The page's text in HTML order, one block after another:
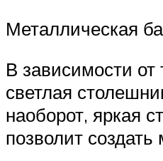
Металлическая
В зависимости от
светлая
наоборот, яркая
позволит